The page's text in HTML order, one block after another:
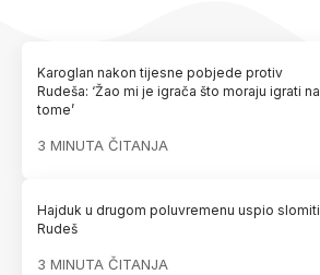
Karoglan nakon tijesne pobjede protiv
Rudeša: ‘Žao mi je igrača što moraju igrati na
tome’
3 MINUTA ČITANJA
Hajduk u drugom poluvremenu uspio slomiti
Rudeš
3 MINUTA ČITANJA